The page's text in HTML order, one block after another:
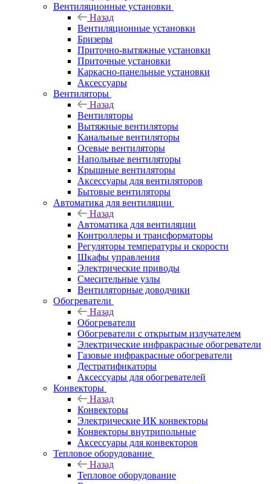
Вентиляционные установки
Назад
Вентиляционные установки
Бризеры
Приточно-вытяжные установки
Приточные установки
Каркасно-панельные установки
Аксессуары
Вентиляторы
Назад
Вентиляторы
Вытяжные вентиляторы
Канальные вентиляторы
Осевые вентиляторы
Напольные вентиляторы
Крышные вентиляторы
Аксессуары для вентиляторов
Бытовые вентиляторы
Автоматика для вентиляции
Назад
Автоматика для вентиляции
Контроллеры и трансформаторы
Регуляторы температуры и скорости
Шкафы управления
Электрические приводы
Смесительные узлы
Вентиляторные доводчики
Обогреватели
Назад
Обогреватели
Обогреватели с открытым излучателем
Электрические инфракрасные обогреватели
Газовые инфракрасные обогреватели
Дестратификаторы
Аксессуары для обогревателей
Конвекторы
Назад
Конвекторы
Электрические ИК конвекторы
Конвекторы внутрипольные
Аксессуары для конвекторов
Тепловое оборудование
Назад
Тепловое оборудование